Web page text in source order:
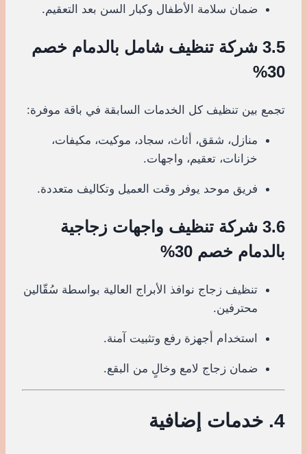
ضمان سلامة الأطفال وكبار السن بعد التعقيم.
3.5 شركة تنظيف شامل بالدمام خصم
30%
تجمع بين تنظيف كل الخدمات السابقة في باقة موفرة:
منازل، شقق، أثاث، سجاد، موكيت، مكيفات،
خزانات، تعقيم، واجهات.
فريق موحد يوفر وقت العميل وتكاليف متعددة.
3.6 شركة تنظيف واجهات زجاجية
بالدمام خصم 30%
تنظيف زجاج نوافذ الأبراج العالية بواسطة سُقّالين
محترفين.
استخدام أجهزة رفع وتثبيت آمنة.
ضمان زجاج لامع وخالٍ من البقع.
4. خدمات إضافية